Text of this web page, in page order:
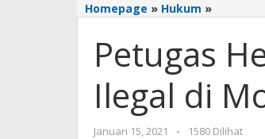
Homepage » Hukum »
Emas
Moyo
Hulu
Petugas
Ilegal di
Januari 15, 2021 oleh
-
1580 Dilihat